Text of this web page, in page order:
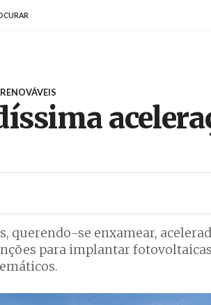
querendo-se enxamear,
para implantar